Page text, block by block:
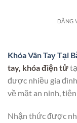
ĐĂNG
Khóa Vân Tay Tại
tay, khóa điện tử
được nhiều gia
về mặt an ninh,
Nhận thức được